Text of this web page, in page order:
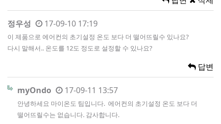
정우성 17-09-10 17:19
이 제품으로 에어컨의 초기설정 온도 보다 더 떨어뜨릴수 있나요?
다시 말해서.. 온도를 12도 정도로 설정할 수 있나요?
답변
myOndo 17-09-11 13:57
안녕하세요 마이온도 팀입니다. 에어컨의 초기설정 온도 보다 더
떨어뜨릴수는 없습니다. 감사합니다.